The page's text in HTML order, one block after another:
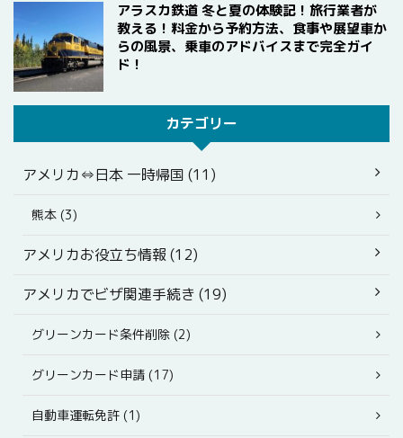
アラスカ鉄道 冬と夏の体験記！旅行業者が
教える！料金から予約方法、食事や展望車か
らの風景、乗車のアドバイスまで完全ガイ
ド！
カテゴリー
アメリカ⇔日本 一時帰国 (11)
熊本 (3)
アメリカお役立ち情報 (12)
アメリカでビザ関連手続き (19)
グリーンカード条件削除 (2)
グリーンカード申請 (17)
自動車運転免許 (1)